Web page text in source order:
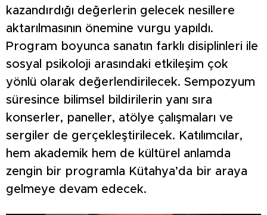
kazandırdığı değerlerin gelecek nesillere
aktarılmasının önemine vurgu yapıldı.
Program boyunca sanatın farklı disiplinleri ile
sosyal psikoloji arasındaki etkileşim çok
yönlü olarak değerlendirilecek. Sempozyum
süresince bilimsel bildirilerin yanı sıra
konserler, paneller, atölye çalışmaları ve
sergiler de gerçekleştirilecek. Katılımcılar,
hem akademik hem de kültürel anlamda
zengin bir programla Kütahya’da bir araya
gelmeye devam edecek.